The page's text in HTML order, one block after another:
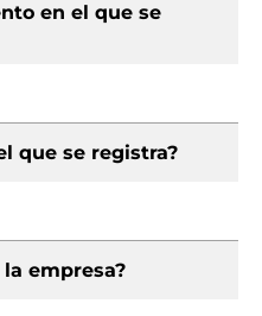
en el que se
que se registra?
empresa?